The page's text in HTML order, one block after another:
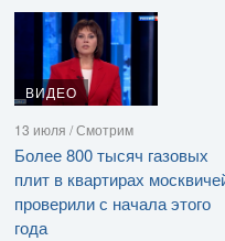
ВИДЕО
13 июля / Смотрим
Более 800 тысяч газовых
плит в квартирах
проверили с начала этого
года